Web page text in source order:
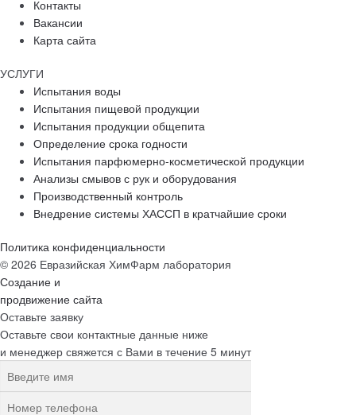
Контакты
Вакансии
Карта сайта
УСЛУГИ
Испытания воды
Испытания пищевой продукции
Испытания продукции общепита
Определение срока годности
Испытания парфюмерно-косметической продукции
Анализы смывов с рук и оборудования
Производственный контроль
Внедрение системы ХАССП в кратчайшие сроки
Политика конфиденциальности
© 2026 Евразийская ХимФарм лаборатория
Создание и
продвижение сайта
Оставьте заявку
Оставьте свои контактные данные ниже
и менеджер свяжется с Вами в течение 5 минут